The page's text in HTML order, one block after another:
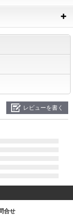
レビューを書く
合せ